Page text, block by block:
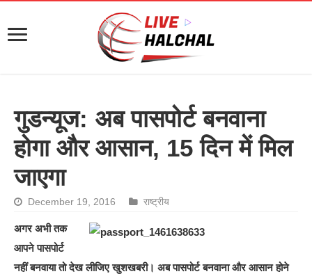
गुडन्यूज: अब पासपोर्ट बनवाना
होगा और आसान, 15 दिन में मिल
जाएगा
December 19, 2016 राष्ट्रीय
अगर अभी तक
आपने पासपोर्ट
नहीं बनवाया तो देख लीजिए खुशखबरी। अब पासपोर्ट बनवाना और आसान होने